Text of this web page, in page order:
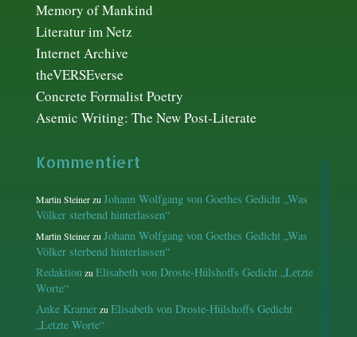
Memory of Mankind
Literatur im Netz
Internet Archive
theVERSEverse
Concrete Formalist Poetry
Asemic Writing: The New Post-Literate
Kommentiert
Martin Steinerzu Johann Wolfgang von Goethes Gedicht „Was
Völker sterbend hinterlassen“
Martin Steinerzu Johann Wolfgang von Goethes Gedicht „Was
Völker sterbend hinterlassen“
Redaktion zu Elisabeth von Droste-Hülshoffs Gedicht „Letzte
Worte“
Anke Kramerzu Elisabeth von Droste-Hülshoffs Gedicht
„Letzte Worte“